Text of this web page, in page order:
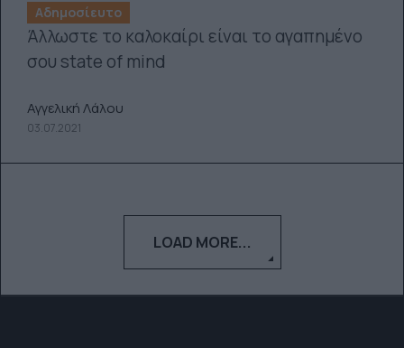
Αδημοσίευτο
Άλλωστε το καλοκαίρι είναι το αγαπημένο
σου state of mind
Αγγελική Λάλου
03.07.2021
LOAD MORE...